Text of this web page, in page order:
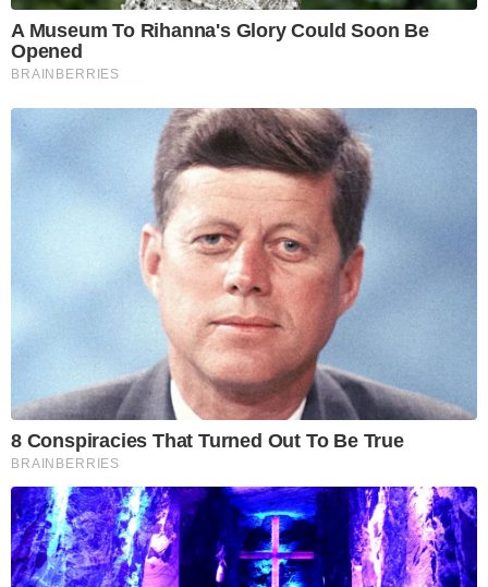
A Museum To Rihanna's Glory Could Soon Be
Opened
BRAINBERRIES
8 Conspiracies That Turned Out To Be True
BRAINBERRIES